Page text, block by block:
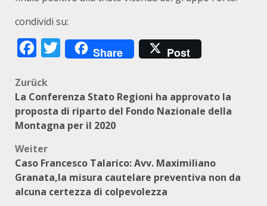
condividi su:
Facebook
Twitter
Share Post
Beitragsnavigation
Zurück
La Conferenza Stato Regioni ha approvato la
proposta di riparto del Fondo Nazionale della
Montagna per il 2020
Weiter
Caso Francesco Talarico: Avv. Maximiliano
Granata,la misura cautelare preventiva non da
alcuna certezza di colpevolezza